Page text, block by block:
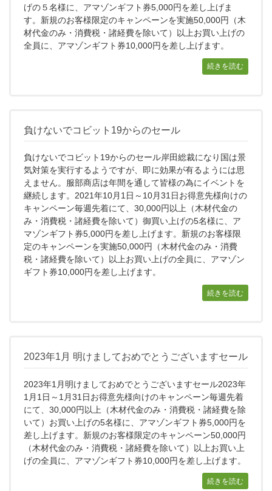
げの５名様に、アマゾンギフト券5,000円を差し上げま
す。新規のお客様限定のキャンペーンを実施50,000円（木
材代金のみ・消費税・諸経費を除いて）以上お買い上げの
全員に、アマゾンギフト券10,000円を差し上げます。
続きを読む
負けないでコビット19からのセール
負けないでコビット19からのセール岸田総裁になり国は景
気対策を実行するようですが、即に効果が有るようには思
えません。服部商店は年間を通して皆様の為にイベントを
継続します。2021年10月1日～10月31日お得意先様向けの
キャンペーン毎週先着にて、30,000円以上（木材代金の
み・消費税・諸経費を除いて）御買い上げの5名様に、ア
マゾンギフト券5,000円を差し上げます。新規のお客様限
定のキャンペーンを実施50,000円（木材代金のみ・消費
税・諸経費を除いて）以上お買い上げの全員に、アマゾン
ギフト券10,000円を差し上げます。
続きを読む
2023年1月 明けましておめでとうございますセール
2023年1月明けましておめでとうございますセール2023年
1月1日～1月31日お得意先様向けのキャンペーン毎週先着
にて、30,000円以上（木材代金のみ・消費税・諸経費を除
いて）お買い上げの5名様に、アマゾンギフト券5,000円を
差し上げます。新規のお客様限定のキャンペーン50,000円
（木材代金のみ・消費税・諸経費を除いて）以上お買い上
げの全員に、アマゾンギフト券10,000円を差し上げます。
続きを読む